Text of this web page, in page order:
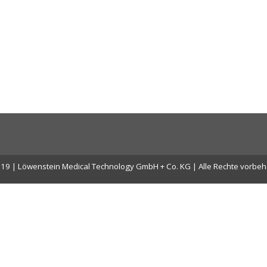
| Löwenstein Medical Technology GmbH + Co. KG | Alle Rechte